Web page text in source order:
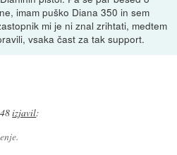
imam puško Diana 350 in sem
mi je ni znal zrihtati, medtem
vsaka čast za tak support.
izjavil: